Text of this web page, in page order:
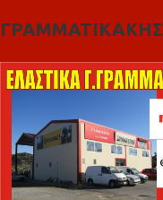
ΓΡΑΜΜΑΤΙΚΑΚΗΣ